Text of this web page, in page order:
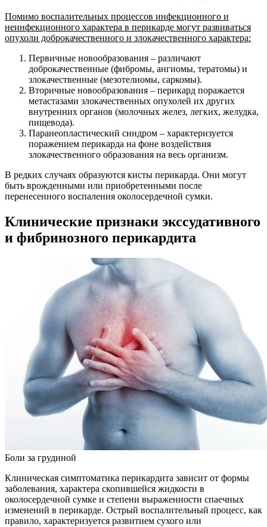
Помимо воспалительных процессов инфекционного и
неинфекционного характера в перикарде могут развиваться
опухоли доброкачественного и злокачественного характера:
Первичные новообразования – различают
доброкачественные (фибромы, ангиомы, тератомы) и
злокачественные (мезотелиомы, саркомы).
Вторичные новообразования – перикард поражается
метастазами злокачественных опухолей их других
внутренних органов (молочных желез, легких, желудка,
пищевода).
Паранеопластический синдром – характеризуется
поражением перикарда на фоне воздействия
злокачественного образования на весь организм.
В редких случаях образуются кисты перикарда. Они могут
быть врожденными или приобретенными после
перенесенного воспаления околосердечной сумки.
Клинические признаки экссудативного
и фибринозного перикардита
Боли за грудиной
Клиническая симптоматика перикардита зависит от формы
заболевания, характера скопившейся жидкости в
околосердечной сумке и степени выраженности спаечных
изменений в перикарде. Острый воспалительный процесс, как
правило, характеризуется развитием сухого или